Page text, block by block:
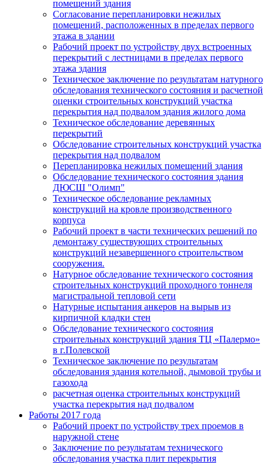
помещений здания
Согласование перепланировки нежилых
помещений, расположенных в пределах первого
этажа в здании
Рабочий проект по устройству двух встроенных
перекрытий с лестницами в пределах первого
этажа здания
Техническое заключение по результатам натурного
обследования технического состояния и расчетной
оценки строительных конструкций участка
перекрытия над подвалом здания жилого дома
Техническое обследование деревянных
перекрытий
Обследование строительных конструкций участка
перекрытия над подвалом
Перепланировка нежилых помещений здания
Обследование технического состояния здания
ДЮСШ "Олимп"
Техническое обследование рекламных
конструкций на кровле производственного
корпуса
Рабочий проект в части технических решений по
демонтажу существующих строительных
конструкций незавершенного строительством
сооружения.
Натурное обследование технического состояния
строительных конструкций проходного тоннеля
магистральной тепловой сети
Натурные испытания анкеров на вырыв из
кирпичной кладки стен
Обследование технического состояния
строительных конструкций здания ТЦ «Палермо»
в г.Полевской
Техническое заключение по результатам
обследования здания котельной, дымовой трубы и
газохода
расчетная оценка строительных конструкций
участка перекрытия над подвалом
Работы 2017 года
Рабочий проект по устройству трех проемов в
наружной стене
Заключение по результатам технического
обследования участка плит перекрытия